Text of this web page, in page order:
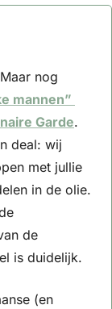
mannen”
Garde.
deal: wij
met jullie
in de olie.
de
is duidelijk.
(en